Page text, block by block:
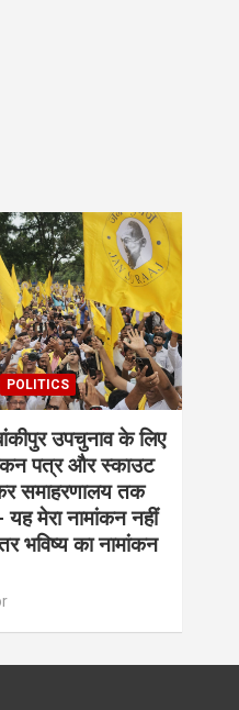
POLITICS
उपचुनाव के लिए
पत्र और स्काउट
समाहरणालय तक
यह मेरा नामांकन नहीं
भविष्य का नामांकन